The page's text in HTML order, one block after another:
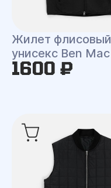
Жилет флисовый
унисекс Ben Mac
1600 ₽